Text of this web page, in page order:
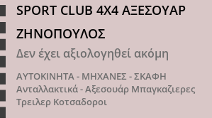
SPORT CLUB 4X4 ΑΞΕΣΟΥΑΡ
ΖΗΝΟΠΟΥΛΟΣ
Δεν έχει αξιολογηθεί ακόμη
ΑΥΤΟΚΙΝΗΤΑ - ΜΗΧΑΝΕΣ - ΣΚΑΦΗ
Ανταλλακτικά - Αξεσουάρ Μπαγκαζιερες
Τρειλερ Κοτσαδοροι